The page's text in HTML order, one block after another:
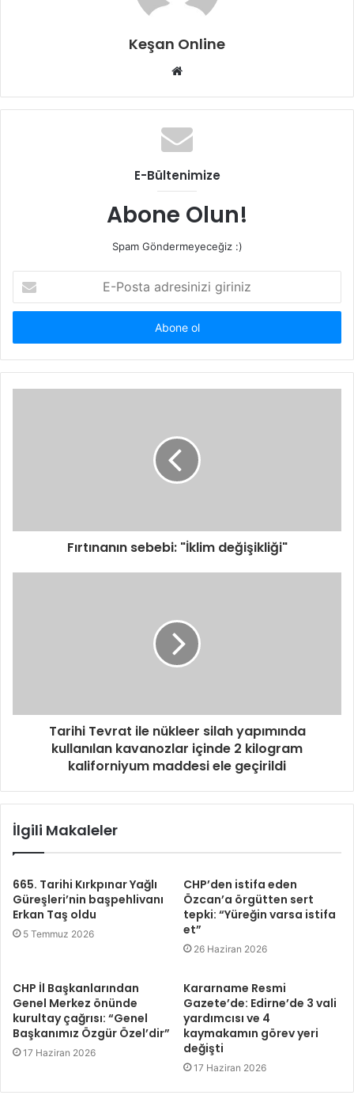
Keşan Online
Web
E-Bültenimize
Abone Olun!
Spam Göndermeyeceğiz :)
Posta
adresinizi
Fırtınanın sebebi: "İklim değişikliği"
Tarihi Tevrat ile nükleer silah yapımında
kullanılan kavanozlar içinde 2 kilogram
kaliforniyum maddesi ele geçirildi
İlgili Makaleler
665. Tarihi Kırkpınar Yağlı
Güreşleri’nin başpehlivanı
Erkan Taş oldu
5 Temmuz 2026
CHP’den istifa eden
Özcan’a örgütten sert
tepki: “Yüreğin varsa istifa
et”
26 Haziran 2026
CHP İl Başkanlarından
Genel Merkez önünde
kurultay çağrısı: “Genel
Başkanımız Özgür Özel’dir”
17 Haziran 2026
Kararname Resmi
Gazete’de: Edirne’de 3 vali
yardımcısı ve 4
kaymakamın görev yeri
değişti
17 Haziran 2026